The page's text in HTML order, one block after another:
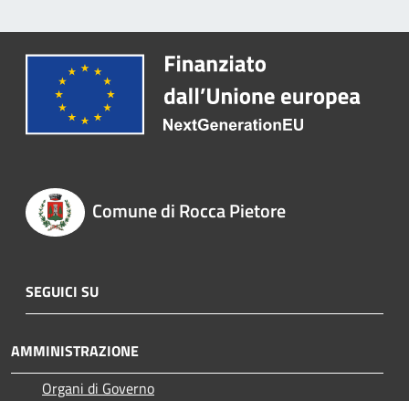
Comune di Rocca Pietore
SEGUICI SU
AMMINISTRAZIONE
Organi di Governo